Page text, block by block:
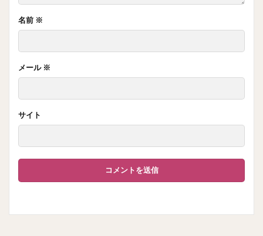
名前 ※
メール ※
サイト